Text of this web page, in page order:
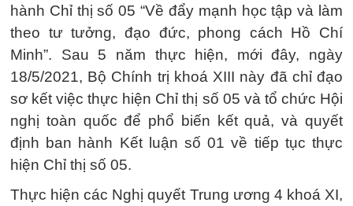
hành Chỉ thị số 05 “Về đẩy mạnh học tập và làm
theo tư tưởng, đạo đức, phong cách Hồ Chí
Minh”. Sau 5 năm thực hiện, mới đây, ngày
18/5/2021, Bộ Chính trị khoá XIII này đã chỉ đạo
sơ kết việc thực hiện Chỉ thị số 05 và tổ chức Hội
nghị toàn quốc để phổ biến kết quả, và quyết
định ban hành Kết luận số 01 về tiếp tục thực
hiện Chỉ thị số 05.
Thực hiện các Nghị quyết Trung ương 4 khoá XI,